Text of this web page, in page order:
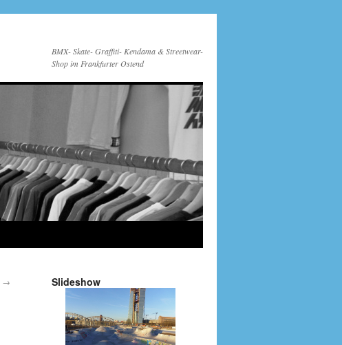
BMX- Skate- Graffiti- Kendama & Streetwear-
Shop im Frankfurter Ostend
→ Slideshow